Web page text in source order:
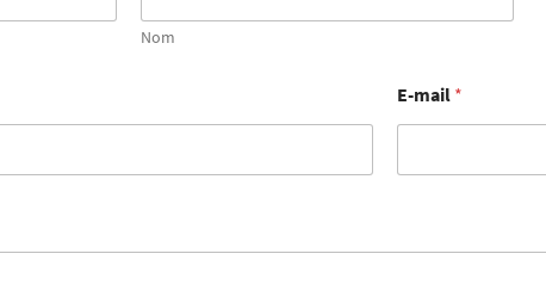
Nom
E-mail *